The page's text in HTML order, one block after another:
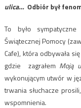
ulica… Odbiór był
To było
Świątecznej Pomocy
Cafe), która odbywała
gdzie zagrałem Moją
wykonującym utwór w
trwania słuchacze
wspomnienia.